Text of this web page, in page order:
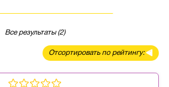
Все результаты (2)
Отсортировать по рейтингу: